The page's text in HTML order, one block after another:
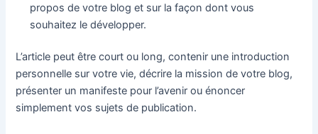
propos de votre blog et sur la façon dont vous
souhaitez le développer.
L’article peut être court ou long, contenir une introduction
personnelle sur votre vie, décrire la mission de votre blog,
présenter un manifeste pour l’avenir ou énoncer
simplement vos sujets de publication.